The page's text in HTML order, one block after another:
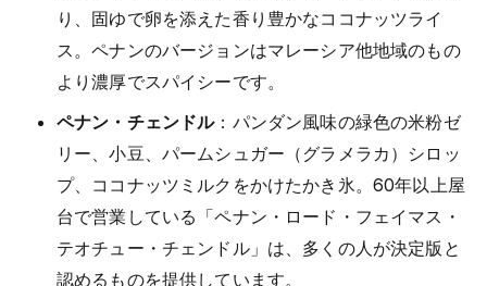
り、固ゆで卵を添えた香り豊かなココナッツライ
ス。ペナンのバージョンはマレーシア他地域のもの
より濃厚でスパイシーです。
ペナン・チェンドル：パンダン風味の緑色の米粉ゼ
リー、小豆、パームシュガー（グラメラカ）シロッ
プ、ココナッツミルクをかけたかき氷。60年以上屋
台で営業している「ペナン・ロード・フェイマス・
テオチュー・チェンドル」は、多くの人が決定版と
認めるものを提供しています。